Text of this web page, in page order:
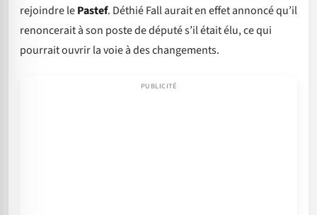
rejoindre lePastef. Déthié Fall aurait en effet annoncé qu’il
renoncerait à son poste de député s’il était élu, ce qui
pourrait ouvrir la voie à des changements.